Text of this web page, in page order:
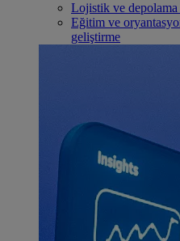
Lojistik ve depolama
Eğitim ve
geliştirme